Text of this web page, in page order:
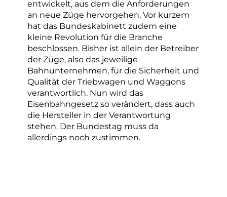
entwickelt, aus dem die Anforderungen
an neue Züge hervorgehen. Vor kurzem
hat das Bundeskabinett zudem eine
kleine Revolution für die Branche
beschlossen. Bisher ist allein der Betreiber
der Züge, also das jeweilige
Bahnunternehmen, für die Sicherheit und
Qualität der Triebwagen und Waggons
verantwortlich. Nun wird das
Eisenbahngesetz so verändert, dass auch
die Hersteller in der Verantwortung
stehen. Der Bundestag muss da
allerdings noch zustimmen.